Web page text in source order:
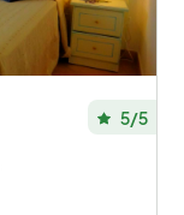
5/5